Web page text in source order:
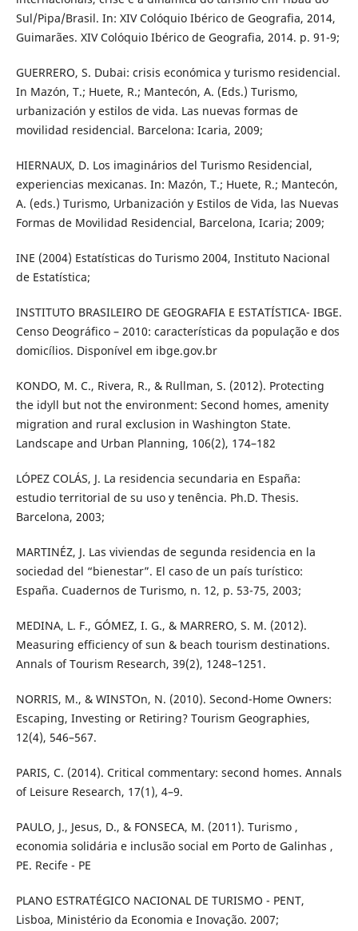
Sul/Pipa/Brasil. In: XIV Colóquio Ibérico de Geografia, 2014,
Guimarães. XIV Colóquio Ibérico de Geografia, 2014. p. 91-9;
GUERRERO, S. Dubai: crisis económica y turismo residencial.
In Mazón, T.; Huete, R.; Mantecón, A. (Eds.) Turismo,
urbanización y estilos de vida. Las nuevas formas de
movilidad residencial. Barcelona: Icaria, 2009;
HIERNAUX, D. Los imaginários del Turismo Residencial,
experiencias mexicanas. In: Mazón, T.; Huete, R.; Mantecón,
A. (eds.) Turismo, Urbanización y Estilos de Vida, las Nuevas
Formas de Movilidad Residencial, Barcelona, Icaria; 2009;
INE (2004) Estatísticas do Turismo 2004, Instituto Nacional
de Estatística;
INSTITUTO BRASILEIRO DE GEOGRAFIA E ESTATÍSTICA- IBGE.
Censo Deográfico – 2010: características da população e dos
domicílios. Disponível em ibge.gov.br
KONDO, M. C., Rivera, R., & Rullman, S. (2012). Protecting
the idyll but not the environment: Second homes, amenity
migration and rural exclusion in Washington State.
Landscape and Urban Planning, 106(2), 174–182
LÓPEZ COLÁS, J. La residencia secundaria en España:
estudio territorial de su uso y tenência. Ph.D. Thesis.
Barcelona, 2003;
MARTINÉZ, J. Las viviendas de segunda residencia en la
sociedad del “bienestar”. El caso de un país turístico:
España. Cuadernos de Turismo, n. 12, p. 53-75, 2003;
MEDINA, L. F., GÓMEZ, I. G., & MARRERO, S. M. (2012).
Measuring efficiency of sun & beach tourism destinations.
Annals of Tourism Research, 39(2), 1248–1251.
NORRIS, M., & WINSTOn, N. (2010). Second-Home Owners:
Escaping, Investing or Retiring? Tourism Geographies,
12(4), 546–567.
PARIS, C. (2014). Critical commentary: second homes. Annals
of Leisure Research, 17(1), 4–9.
PAULO, J., Jesus, D., & FONSECA, M. (2011). Turismo ,
economia solidária e inclusão social em Porto de Galinhas ,
PE. Recife - PE
PLANO ESTRATÉGICO NACIONAL DE TURISMO - PENT,
Lisboa, Ministério da Economia e Inovação. 2007;